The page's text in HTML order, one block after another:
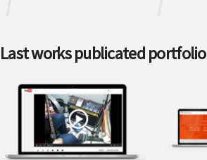
Last works publicated portfolio